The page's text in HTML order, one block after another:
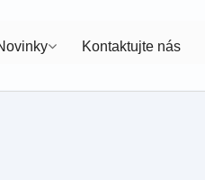
Kontaktujte nás